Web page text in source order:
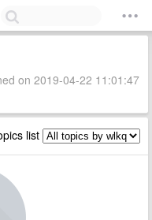
on 2019-04-22 11:01:47
list